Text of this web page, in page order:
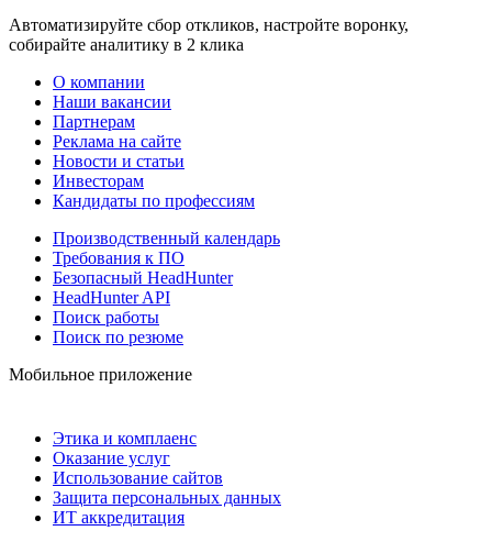
Автоматизируйте сбор откликов, настройте воронку,
собирайте аналитику в 2 клика
О компании
Наши вакансии
Партнерам
Реклама на сайте
Новости и статьи
Инвесторам
Кандидаты по профессиям
Производственный календарь
Требования к ПО
Безопасный HeadHunter
HeadHunter API
Поиск работы
Поиск по резюме
Мобильное приложение
Этика и комплаенс
Оказание услуг
Использование сайтов
Защита персональных данных
ИТ аккредитация